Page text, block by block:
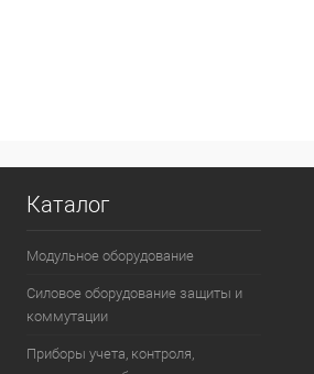
Каталог
Модульное оборудование
Силовое оборудование защиты и
коммутации
Приборы учета, контроля,